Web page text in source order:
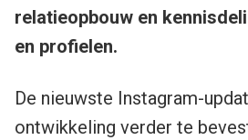
relatieopbouw en
en profielen.
De nieuwste Instagram-
ontwikkeling verder te